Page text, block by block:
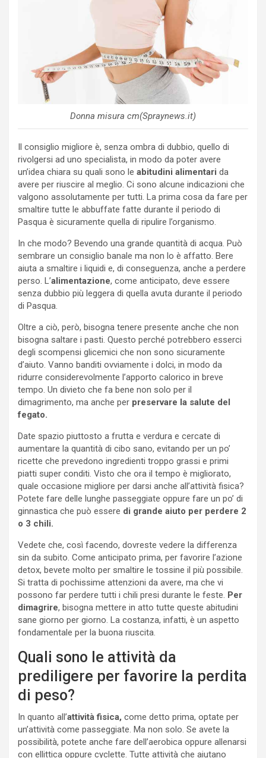
Donna misura cm(Spraynews.it)
Il consiglio migliore è, senza ombra di dubbio, quello di
rivolgersi ad uno specialista, in modo da poter avere
un’idea chiara su quali sono le abitudini alimentari da
avere per riuscire al meglio. Ci sono alcune indicazioni che
valgono assolutamente per tutti. La prima cosa da fare per
smaltire tutte le abbuffate fatte durante il periodo di
Pasqua è sicuramente quella di ripulire l’organismo.
In che modo? Bevendo una grande quantità di acqua. Può
sembrare un consiglio banale ma non lo è affatto. Bere
aiuta a smaltire i liquidi e, di conseguenza, anche a perdere
perso. L’alimentazione, come anticipato, deve essere
senza dubbio più leggera di quella avuta durante il periodo
di Pasqua.
Oltre a ciò, però, bisogna tenere presente anche che non
bisogna saltare i pasti. Questo perché potrebbero esserci
degli scompensi glicemici che non sono sicuramente
d’aiuto. Vanno banditi ovviamente i dolci, in modo da
ridurre considerevolmente l’apporto calorico in breve
tempo. Un divieto che fa bene non solo per il
dimagrimento, ma anche per preservare la salute del
fegato.
Date spazio piuttosto a frutta e verdura e cercate di
aumentare la quantità di cibo sano, evitando per un po’
ricette che prevedono ingredienti troppo grassi e primi
piatti super conditi. Visto che ora il tempo è migliorato,
quale occasione migliore per darsi anche all’attività fisica?
Potete fare delle lunghe passeggiate oppure fare un po’ di
ginnastica che può essere di grande aiuto per perdere 2
o 3 chili.
Vedete che, così facendo, dovreste vedere la differenza
sin da subito. Come anticipato prima, per favorire l’azione
detox, bevete molto per smaltire le tossine il più possibile.
Si tratta di pochissime attenzioni da avere, ma che vi
possono far perdere tutti i chili presi durante le feste. Per
dimagrire, bisogna mettere in atto tutte queste abitudini
sane giorno per giorno. La costanza, infatti, è un aspetto
fondamentale per la buona riuscita.
Quali sono le attività da
prediligere per favorire la perdita
di peso?
In quanto all’attività fisica, come detto prima, optate per
un’attività come passeggiate. Ma non solo. Se avete la
possibilità, potete anche fare dell’aerobica oppure allenarsi
con ellittica oppure cyclette. Tutte attività che aiutano